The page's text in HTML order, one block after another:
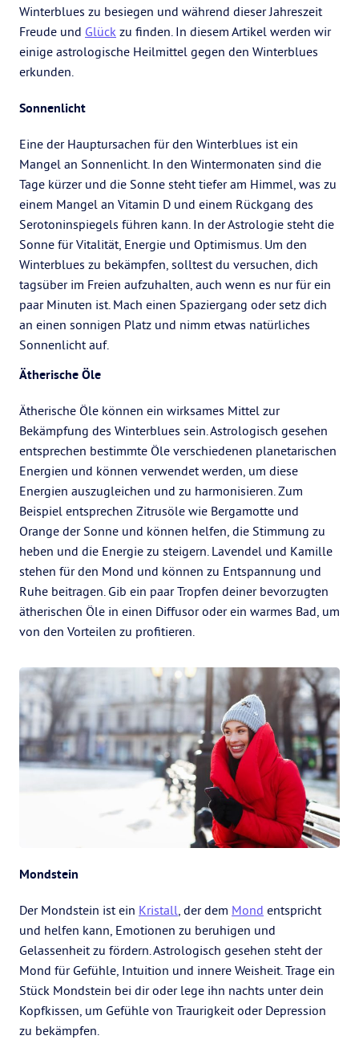
Winterblues zu besiegen und während dieser Jahreszeit
Freude und Glück zu finden. In diesem Artikel werden wir
einige astrologische Heilmittel gegen den Winterblues
erkunden.
Sonnenlicht
Eine der Hauptursachen für den Winterblues ist ein
Mangel an Sonnenlicht. In den Wintermonaten sind die
Tage kürzer und die Sonne steht tiefer am Himmel, was zu
einem Mangel an Vitamin D und einem Rückgang des
Serotoninspiegels führen kann. In der Astrologie steht die
Sonne für Vitalität, Energie und Optimismus. Um den
Winterblues zu bekämpfen, solltest du versuchen, dich
tagsüber im Freien aufzuhalten, auch wenn es nur für ein
paar Minuten ist. Mach einen Spaziergang oder setz dich
an einen sonnigen Platz und nimm etwas natürliches
Sonnenlicht auf.
Ätherische Öle
Ätherische Öle können ein wirksames Mittel zur
Bekämpfung des Winterblues sein. Astrologisch gesehen
entsprechen bestimmte Öle verschiedenen planetarischen
Energien und können verwendet werden, um diese
Energien auszugleichen und zu harmonisieren. Zum
Beispiel entsprechen Zitrusöle wie Bergamotte und
Orange der Sonne und können helfen, die Stimmung zu
heben und die Energie zu steigern. Lavendel und Kamille
stehen für den Mond und können zu Entspannung und
Ruhe beitragen. Gib ein paar Tropfen deiner bevorzugten
ätherischen Öle in einen Diffusor oder ein warmes Bad, um
von den Vorteilen zu profitieren.
Mondstein
Der Mondstein ist ein Kristall, der dem Mond entspricht
und helfen kann, Emotionen zu beruhigen und
Gelassenheit zu fördern. Astrologisch gesehen steht der
Mond für Gefühle, Intuition und innere Weisheit. Trage ein
Stück Mondstein bei dir oder lege ihn nachts unter dein
Kopfkissen, um Gefühle von Traurigkeit oder Depression
zu bekämpfen.